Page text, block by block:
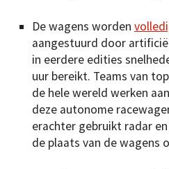
De wagens worden
aangestuurd door
in eerdere edities
uur bereikt. Teams van
de hele wereld werken
deze autonome
erachter gebruikt radar
de plaats van de wagens